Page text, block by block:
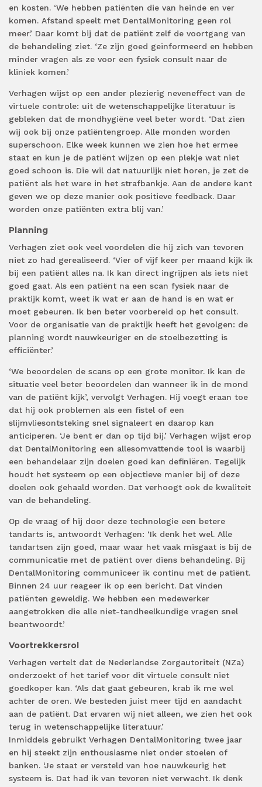
en kosten. ‘We hebben patiënten die van heinde en ver
komen. Afstand speelt met DentalMonitoring geen rol
meer.’ Daar komt bij dat de patiënt zelf de voortgang van
de behandeling ziet. ‘Ze zijn goed geïnformeerd en hebben
minder vragen als ze voor een fysiek consult naar de
kliniek komen.’
Verhagen wijst op een ander plezierig neveneffect van de
virtuele controle: uit de wetenschappelijke literatuur is
gebleken dat de mondhygiëne veel beter wordt. ‘Dat zien
wij ook bij onze patiëntengroep. Alle monden worden
superschoon. Elke week kunnen we zien hoe het ermee
staat en kun je de patiënt wijzen op een plekje wat niet
goed schoon is. Die wil dat natuurlijk niet horen, je zet de
patiënt als het ware in het strafbankje. Aan de andere kant
geven we op deze manier ook positieve feedback. Daar
worden onze patiënten extra blij van.’
Planning
Verhagen ziet ook veel voordelen die hij zich van tevoren
niet zo had gerealiseerd. ‘Vier of vijf keer per maand kijk ik
bij een patiënt alles na. Ik kan direct ingrijpen als iets niet
goed gaat. Als een patiënt na een scan fysiek naar de
praktijk komt, weet ik wat er aan de hand is en wat er
moet gebeuren. Ik ben beter voorbereid op het consult.
Voor de organisatie van de praktijk heeft het gevolgen: de
planning wordt nauwkeuriger en de stoelbezetting is
efficiënter.’
‘We beoordelen de scans op een grote monitor. Ik kan de
situatie veel beter beoordelen dan wanneer ik in de mond
van de patiënt kijk’, vervolgt Verhagen. Hij voegt eraan toe
dat hij ook problemen als een fistel of een
slijmvliesontsteking snel signaleert en daarop kan
anticiperen. ‘Je bent er dan op tijd bij.’ Verhagen wijst erop
dat DentalMonitoring een allesomvattende tool is waarbij
een behandelaar zijn doelen goed kan definiëren. Tegelijk
houdt het systeem op een objectieve manier bij of deze
doelen ook gehaald worden. Dat verhoogt ook de kwaliteit
van de behandeling.
Op de vraag of hij door deze technologie een betere
tandarts is, antwoordt Verhagen: ‘Ik denk het wel. Alle
tandartsen zijn goed, maar waar het vaak misgaat is bij de
communicatie met de patiënt over diens behandeling. Bij
DentalMonitoring communiceer ik continu met de patiënt.
Binnen 24 uur reageer ik op een bericht. Dat vinden
patiënten geweldig. We hebben een medewerker
aangetrokken die alle niet-tandheelkundige vragen snel
beantwoordt.’
Voortrekkersrol
Verhagen vertelt dat de Nederlandse Zorgautoriteit (NZa)
onderzoekt of het tarief voor dit virtuele consult niet
goedkoper kan. ‘Als dat gaat gebeuren, krab ik me wel
achter de oren. We besteden juist meer tijd en aandacht
aan de patiënt. Dat ervaren wij niet alleen, we zien het ook
terug in wetenschappelijke literatuur.’
Inmiddels gebruikt Verhagen DentalMonitoring twee jaar
en hij steekt zijn enthousiasme niet onder stoelen of
banken. ‘Je staat er versteld van hoe nauwkeurig het
systeem is. Dat had ik van tevoren niet verwacht. Ik denk